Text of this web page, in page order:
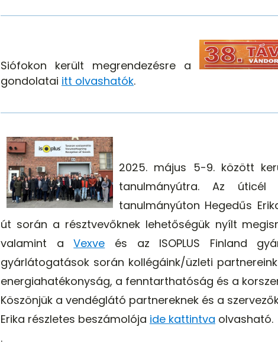
Siófokon került megrendezésre a
gondolatai itt olvashatók.
2025. május 5-9. között
tanulmányútra. Az úticél
tanulmányúton Hegedűs
út során a résztvevőknek lehetőségük nyílt
valamint aVexve és az ISOPLUS Finland
gyárlátogatások során kollégáink/üzleti
energiahatékonyság, a fenntarthatóság és a
Köszönjük a vendéglátó partnereknek és a
Erika részletes beszámolója ide kattintva olvasható.
.